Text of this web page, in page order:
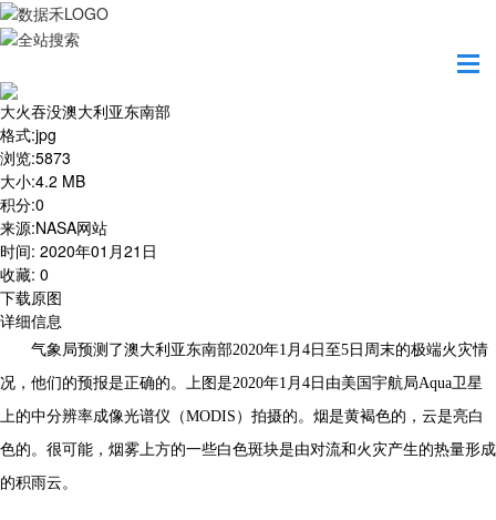
大火吞没澳大利亚东南部
格式:jpg
浏览:5873
大小:4.2 MB
积分:0
来源:NASA网站
时间: 2020年01月21日
收藏: 0
下载原图
详细信息
气象局预测了澳大利亚东南部2020年1月4日至5日周末的极端火灾情
况，他们的预报是正确的。上图是2020年1月4日由美国宇航局Aqua卫星
上的中分辨率成像光谱仪（MODIS）拍摄的。烟是黄褐色的，云是亮白
色的。很可能，烟雾上方的一些白色斑块是由对流和火灾产生的热量形成
的积雨云。